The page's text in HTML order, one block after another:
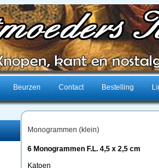
Beurzen Contact Bestelling
Monogrammen (klein)
6 Monogrammen F.L. 4,5 x 2,5 cm
Katoen